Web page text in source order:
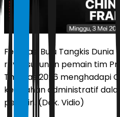
Federasi Bulu Tangkis
revisi susunan pemain tim
Thomas 2026 menghadapi
kesalahan administratif
pemain. (Dok. Vidio)